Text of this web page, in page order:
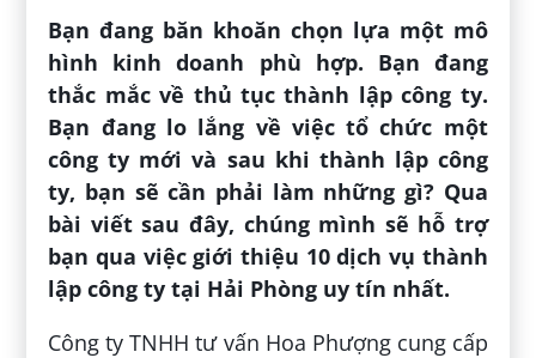
Bạn đang băn khoăn chọn lựa một mô
hình kinh doanh phù hợp. Bạn đang
thắc mắc về thủ tục thành lập công ty.
Bạn đang lo lắng về việc tổ chức một
công ty mới và sau khi thành lập công
ty, bạn sẽ cần phải làm những gì? Qua
bài viết sau đây, chúng mình sẽ hỗ trợ
bạn qua việc giới thiệu 10 dịch vụ thành
lập công ty tại Hải Phòng uy tín nhất.
Công ty TNHH tư vấn Hoa Phượng cung cấp